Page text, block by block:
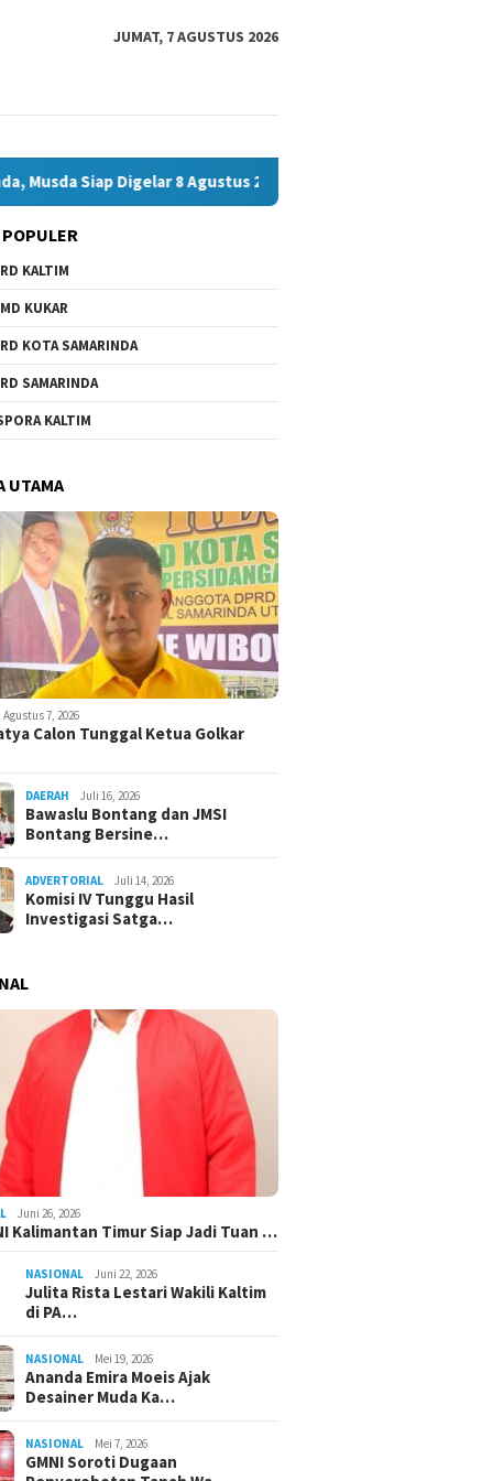
JUMAT, 7 AGUSTUS 2026
Digelar 8 Agustus 2026
KALTIM
KUKAR
KOTA SAMARINDA
SAMARINDA
KALTIM
UTAMA
Agustus 7, 2026
Calon Tunggal Ketua Golkar
DAERAH Juli 16, 2026
Bawaslu Bontang dan JMSI
Bontang Bersine…
ADVERTORIAL Juli 14, 2026
Komisi IV Tunggu Hasil
Investigasi Satga…
Juni 26, 2026
Kalimantan Timur Siap Jadi Tuan …
NASIONAL Juni 22, 2026
Julita Rista Lestari Wakili Kaltim
di PA…
NASIONAL Mei 19, 2026
Ananda Emira Moeis Ajak
Desainer Muda Ka…
NASIONAL Mei 7, 2026
GMNI Soroti Dugaan